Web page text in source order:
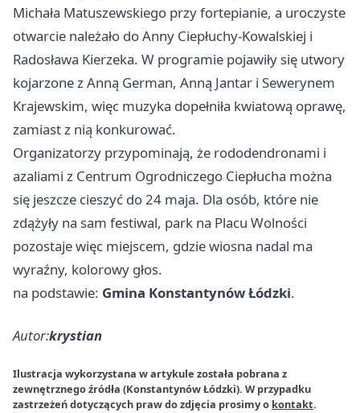
Michała Matuszewskiego przy fortepianie, a uroczyste
otwarcie należało do Anny Ciepłuchy-Kowalskiej i
Radosława Kierzeka. W programie pojawiły się utwory
kojarzone z Anną German, Anną Jantar i Sewerynem
Krajewskim, więc muzyka dopełniła kwiatową oprawę,
zamiast z nią konkurować.
Organizatorzy przypominają, że rododendronami i
azaliami z Centrum Ogrodniczego Ciepłucha można
się jeszcze cieszyć do 24 maja. Dla osób, które nie
zdążyły na sam festiwal, park na Placu Wolności
pozostaje więc miejscem, gdzie wiosna nadal ma
wyraźny, kolorowy głos.
na podstawie: Gmina Konstantynów Łódzki.
Autor:krystian
Ilustracja wykorzystana w artykule została pobrana z
zewnętrznego źródła (Konstantynów Łódzki). W przypadku
zastrzeżeń dotyczących praw do zdjęcia prosimy o kontakt.